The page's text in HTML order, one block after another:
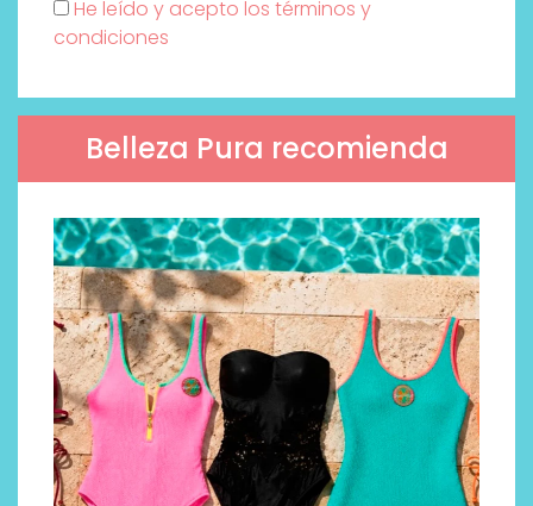
He leído y acepto los términos y
condiciones
Belleza Pura recomienda